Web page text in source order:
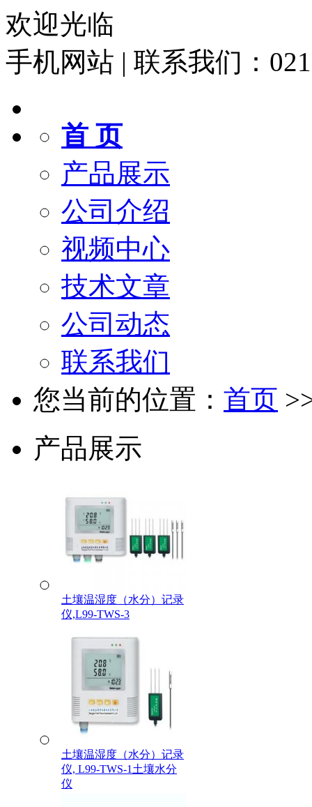
欢迎光临
手机网站 | 联系我们：
首 页
产品展示
公司介绍
视频中心
技术文章
公司动态
联系我们
您当前的位置： 首页
产品展示
土壤温湿度（水分）记录
仪,L99-TWS-3
土壤温湿度（水分）记录
仪, L99-TWS-1土壤水分
仪